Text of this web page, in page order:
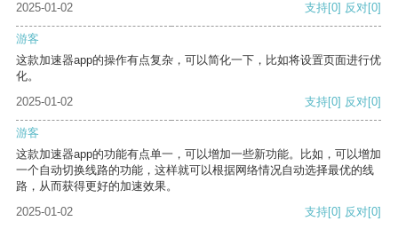
2025-01-02 支持[0] 反对[0]
游客
这款加速器app的操作有点复杂，可以简化一下，比如将设置页面进行优
化。
2025-01-02
支持[0] 反对[0]
游客
这款加速器app的功能有点单一，可以增加一些新功能。比如，可以增加
一个自动切换线路的功能，这样就可以根据网络情况自动选择最优的线
路，从而获得更好的加速效果。
2025-01-02
支持[0] 反对[0]